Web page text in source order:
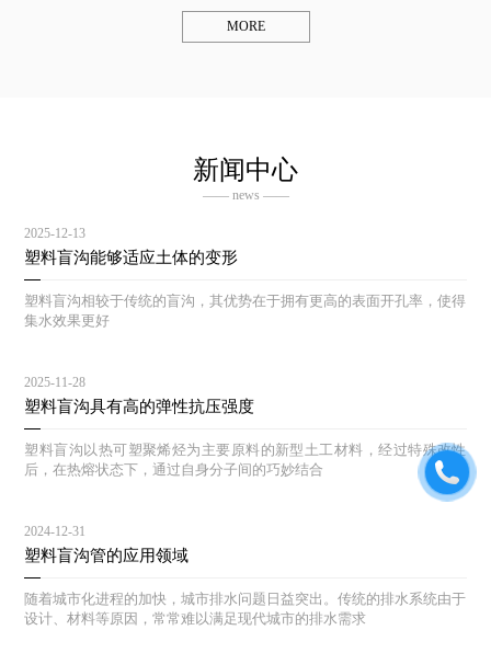
MORE
新闻中心
—— news ——
2025-12-13
塑料盲沟能够适应土体的变形
塑料盲沟相较于传统的盲沟，其优势在于拥有更高的表面开孔率，使得
集水效果更好
2025-11-28
塑料盲沟具有高的弹性抗压强度
塑料盲沟以热可塑聚烯烃为主要原料的新型土工材料，经过特殊改性
后，在热熔状态下，通过自身分子间的巧妙结合
2024-12-31
塑料盲沟管的应用领域
随着城市化进程的加快，城市排水问题日益突出。传统的排水系统由于
设计、材料等原因，常常难以满足现代城市的排水需求